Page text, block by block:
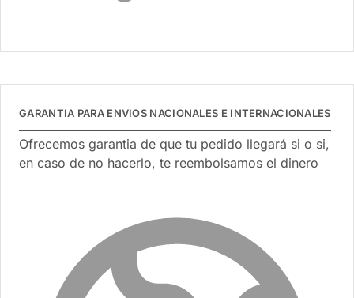
GARANTIA PARA ENVIOS NACIONALES E INTERNACIONALES
Ofrecemos garantia de que tu pedido llegará si o si,
en caso de no hacerlo, te reembolsamos el dinero